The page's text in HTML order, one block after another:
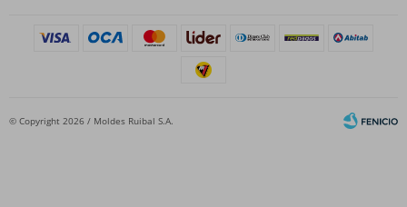
© Copyright 2026 / Moldes Ruibal S.A.